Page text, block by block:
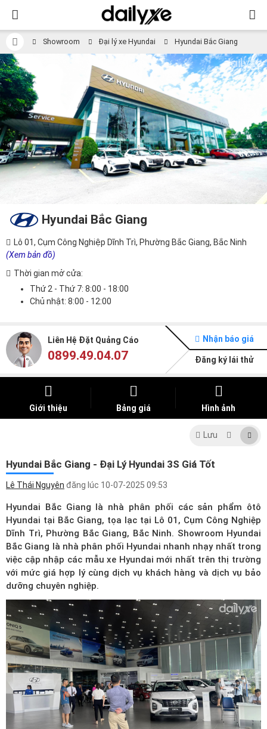
Showroom Đại lý xe Hyundai Hyundai Bắc Giang
Hyundai Bắc Giang
Lô 01, Cụm Công Nghiệp Dĩnh Trì, Phường Bắc Giang, Bắc Ninh
(Xem bản đồ)
Thời gian mở cửa:
Thứ 2 - Thứ 7: 8:00 - 18:00
Chủ nhật: 8:00 - 12:00
Liên Hệ Đặt Quảng Cáo
0899.49.04.07
Nhận báo giá
Đăng ký lái thử
Giới thiệu Bảng giá Hình ảnh
Lưu
Hyundai Bắc Giang - Đại Lý Hyundai 3S Giá Tốt
Lê Thái Nguyên đăng lúc 10-07-2025 09:53
Hyundai Bắc Giang là nhà phân phối các sản phẩm ôtô
Hyundai tại Bắc Giang, tọa lạc tại Lô 01, Cụm Công Nghiệp
Dĩnh Trì, Phường Bắc Giang, Bắc Ninh. Showroom Hyundai
Bắc Giang là nhà phân phối Hyundai nhanh nhạy nhất trong
việc cập nhập các mẫu xe Hyundai mới nhất trên thị trường
với mức giá hợp lý cùng dịch vụ khách hàng và dịch vụ bảo
dưỡng chuyên nghiệp.